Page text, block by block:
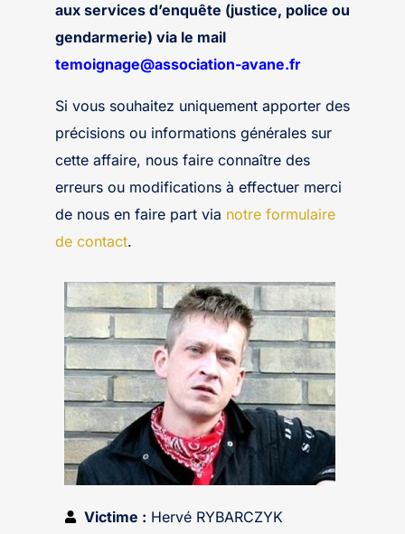
aux services d’enquête (justice, police ou
gendarmerie) via le mail
temoignage@association-avane.fr
Si vous souhaitez uniquement apporter des
précisions ou informations générales sur
cette affaire, nous faire connaître des
erreurs ou modifications à effectuer merci
de nous en faire part via notre formulaire
de contact.
Victime : Hervé RYBARCZYK